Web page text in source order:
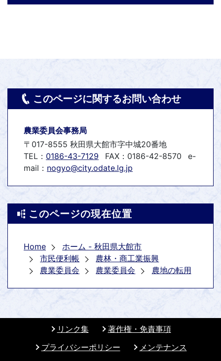
このページに関するお問い合わせ
農業委員会事務局
〒017-8555 秋田県大館市字中城20番地
TEL： 0186-43-7129 FAX：0186-42-8570
e-
mail： nogyo@city.odate.lg.jp
このページの現在位置
Home
ホーム - 秋田県大館市
市民便利帳
農林・商工業振興
農業委員会
農業委員会 農地の転用
リンク集
著作権・免責事項
プライバシーポリシー
メンテナンス